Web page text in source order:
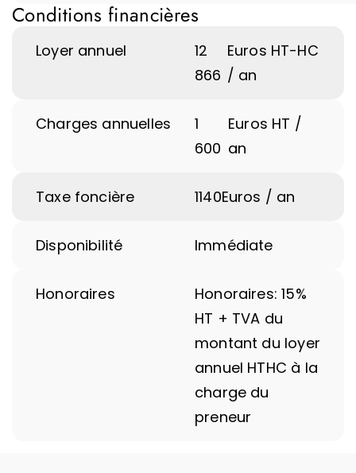
Conditions financières
Loyer annuel
12
866
Euros HT-HC
/ an
Charges annuelles
1
600
Euros HT /
an
Taxe foncière 1140Euros / an
Disponibilité Immédiate
Honoraires
Honoraires: 15%
HT + TVA du
montant du loyer
annuel HTHC à la
charge du
preneur